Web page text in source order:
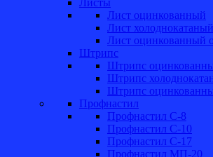
Листы
Лист оцинкованный
Лист холоднокатаный
Лист оцинкованный
Штрипс
Штрипс
Штрипс
Штрипс
Профнастил
Профнастил С-8
Профнастил С-10
Профнастил С-17
Профнастил МП-20